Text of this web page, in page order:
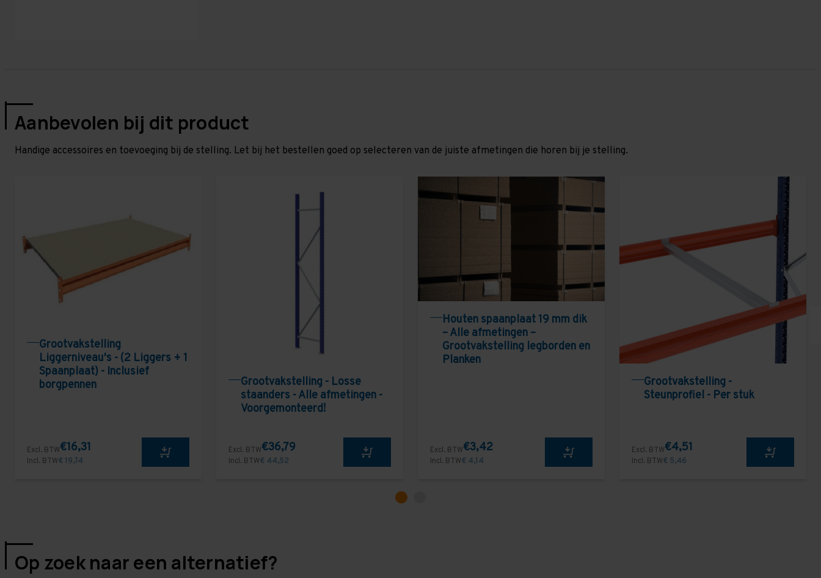
Aanbevolen bij dit product
Handige accessoires en toevoeging bij de stelling. Let bij het bestellen goed op selecteren van de juiste afmetingen die horen bij je stelling.
Grootvakstelling
Liggerniveau's - (2 Liggers + 1
Spaanplaat) - Inclusief
borgpennen
Excl. BTW€16,31
Incl. BTW€ 19,74
Grootvakstelling - Losse
staanders - Alle afmetingen -
Voorgemonteerd!
Excl. BTW€36,79
Incl. BTW€ 44,52
Houten spaanplaat 19 mm dik
– Alle afmetingen –
Grootvakstelling legborden en
Planken
Excl. BTW€3,42
Incl. BTW€ 4,14
Grootvakstelling -
Steunprofiel - Per stuk
Excl. BTW€4,51
Incl. BTW€ 5,46
Op zoek naar een alternatief?